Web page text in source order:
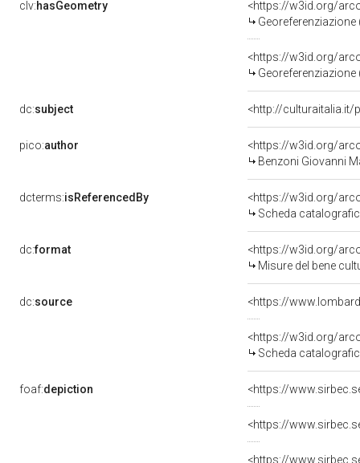
clv:hasGeometry
<https://w3id.org/
<https://w3id.org/
Georeferenziazione
dc:subject <http://culturaitalia.it/
pico:author
<https://w3id.org/
Benzoni Giovanni
dcterms:isReferencedBy
<https://w3id.org/
Scheda
dc:format
<https://w3id.org/
Misure del bene
dc:source <https://
<https://w3id.org/
Scheda
foaf:depiction